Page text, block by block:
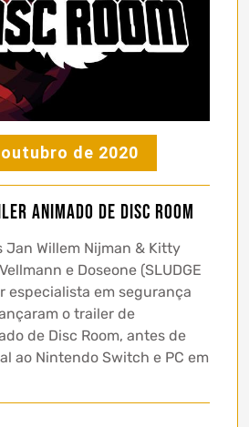
de 2020
Animado de Disc Room
Jan Willem Nijman & Kitty
e Doseone (SLUDGE
especialista em segurança
o trailer de
de Disc Room, antes de
ao Nintendo Switch e PC em